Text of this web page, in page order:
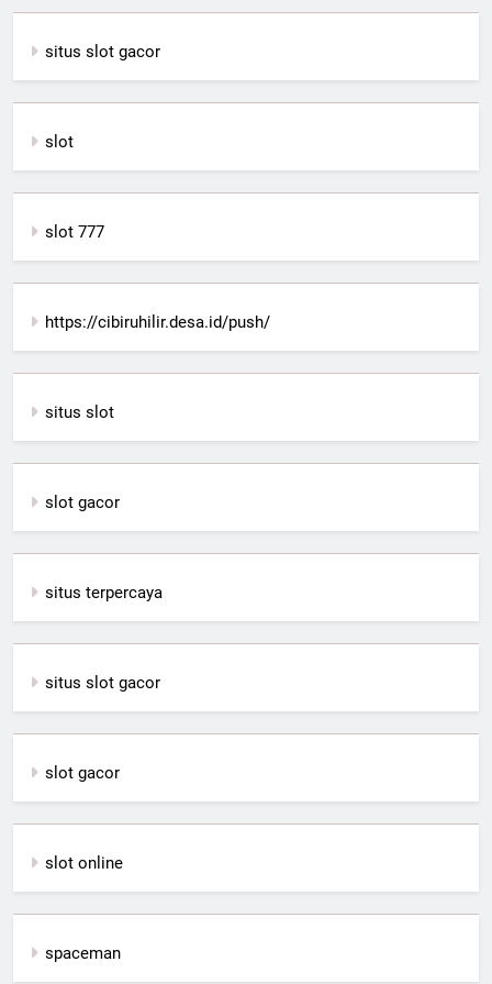
situs slot gacor
slot
slot 777
https://cibiruhilir.desa.id/push/
situs slot
slot gacor
situs terpercaya
situs slot gacor
slot gacor
slot online
spaceman